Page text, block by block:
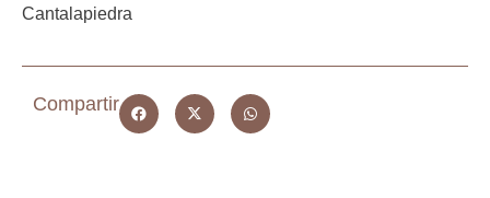
Cantalapiedra
Compartir